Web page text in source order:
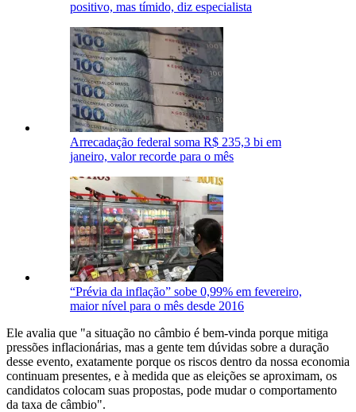
positivo, mas tímido, diz especialista
Arrecadação federal soma R$ 235,3 bi em
janeiro, valor recorde para o mês
“Prévia da inflação” sobe 0,99% em fevereiro,
maior nível para o mês desde 2016
Ele avalia que "a situação no câmbio é bem-vinda porque mitiga
pressões inflacionárias, mas a gente tem dúvidas sobre a duração
desse evento, exatamente porque os riscos dentro da nossa economia
continuam presentes, e à medida que as eleições se aproximam, os
candidatos colocam suas propostas, pode mudar o comportamento
da taxa de câmbio".